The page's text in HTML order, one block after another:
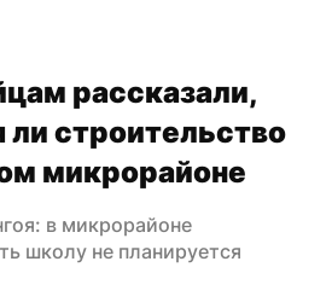
рассказали,
ли строительство
микрорайоне
в микрорайоне
школу не планируется